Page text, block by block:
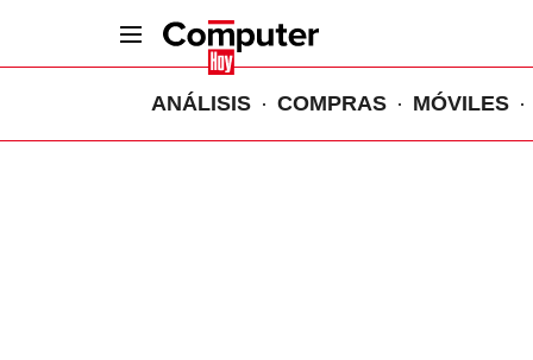
ANÁLISIS COMPRAS MÓVILES